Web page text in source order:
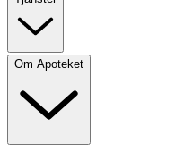
Om Apoteket